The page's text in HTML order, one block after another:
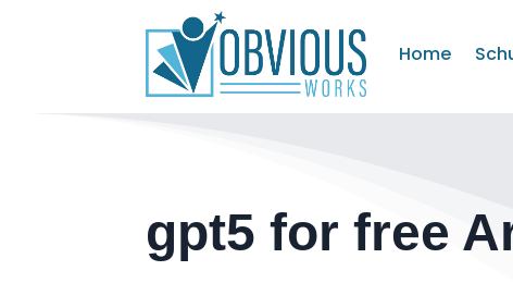
Home
gpt5 for free